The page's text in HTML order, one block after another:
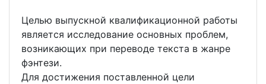
Целью выпускной квалификационной работы
является исследование основных проблем,
возникающих при переводе текста в жанре
фэнтези.
Для достижения поставленной цели